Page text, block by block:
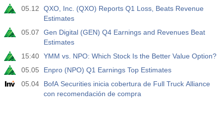
05.12
QXO, Inc. (QXO) Reports Q1 Loss, Beats Revenue
Estimates
05.07
Gen Digital (GEN) Q4 Earnings and Revenues Beat
Estimates
15:40 YMM vs. NPO: Which Stock Is the Better Value Option?
05.05
Enpro (NPO) Q1 Earnings Top Estimates
05.04
BofA Securities inicia cobertura de Full Truck Alliance
con recomendación de compra